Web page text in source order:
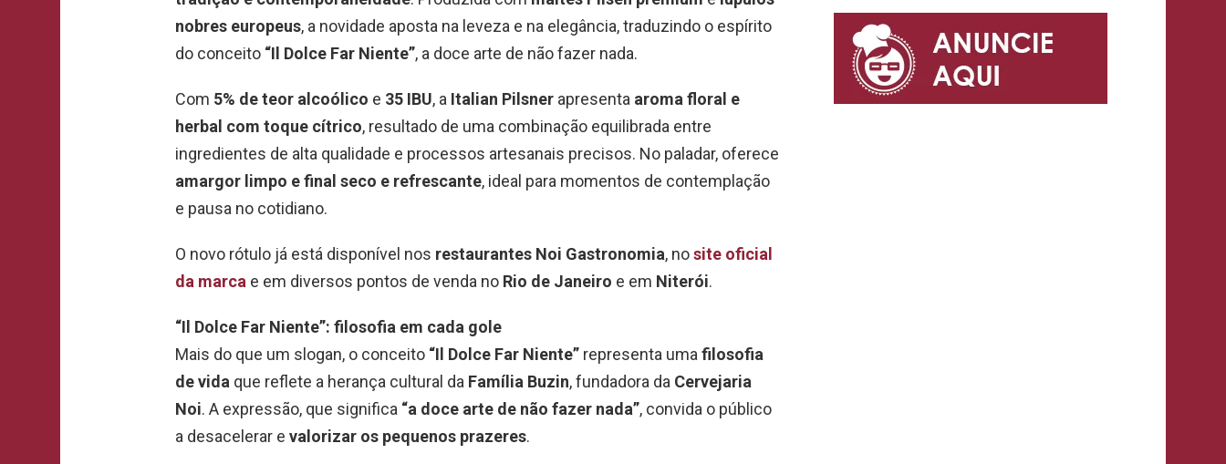
nobres europeus, a novidade aposta na leveza e na elegância, traduzindo o espírito
do conceito “Il Dolce Far Niente”, a doce arte de não fazer nada.
Com 5% de teor alcoólico e 35 IBU, a Italian Pilsner apresenta aroma floral e
herbal com toque cítrico, resultado de uma combinação equilibrada entre
ingredientes de alta qualidade e processos artesanais precisos. No paladar, oferece
amargor limpo e final seco e refrescante, ideal para momentos de contemplação
e pausa no cotidiano.
O novo rótulo já está disponível nos restaurantes Noi Gastronomia, nosite oficial
da marca e em diversos pontos de venda no Rio de Janeiro e em Niterói.
“Il Dolce Far Niente”: filosofia em cada gole
Mais do que um slogan, o conceito “Il Dolce Far Niente” representa uma filosofia
de vida que reflete a herança cultural da Família Buzin, fundadora da Cervejaria
Noi. A expressão, que significa “a doce arte de não fazer nada”, convida o público
a desacelerar e valorizar os pequenos prazeres.